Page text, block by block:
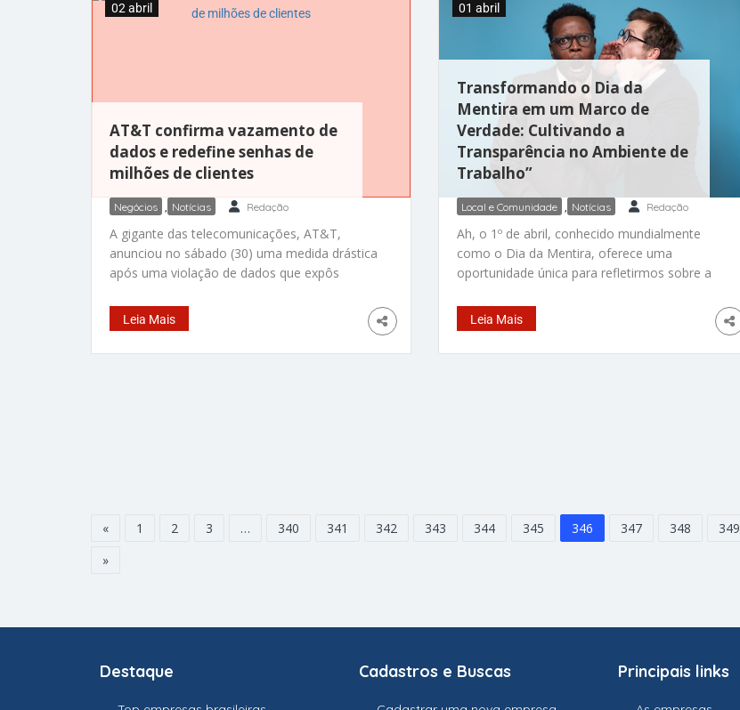
AT&T confirma vazamento de
dados e redefine senhas de
milhões de clientes
02 abril
Negócios , Notícias Redação
A gigante das telecomunicações, AT&T,
anunciou no sábado (30) uma medida drástica
após uma violação de dados que expôs
de contas. Cerca de 7,6 milhões de clientes
tiveram suas senhas redefinidas depois que
dados, incluindo informações de mais de 65
Leia Mais
Transformando o Dia da
Mentira em um Marco de
Verdade: Cultivando a
Transparência no Ambiente de
Trabalho”
01 abril
Local e Comunidade , Notícias Redação
Ah, o 1º de abril, conhecido mundialmente
como o Dia da Mentira, oferece uma
oportunidade única para refletirmos sobre a
da confiança no ambiente de trabalho. Neste
dia, enquanto algumas brincadeiras leves
podem ser toleradas e até mesmo bem-
Leia Mais
« 1 2 3 … 340 341 342 343 344 345 346 347 348 349
»
Destaque Cadastros e Buscas Principais links